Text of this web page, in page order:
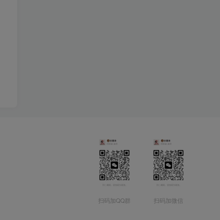
扫码加QQ群 扫码加微信